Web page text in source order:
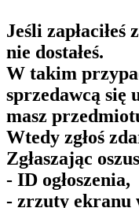
Jeśli
nie dostałeś.
W takim
sprzedawcą się
masz
Wtedy zgłoś
Zgłaszając
- ID ogłoszenia,
- zrzuty ekranu